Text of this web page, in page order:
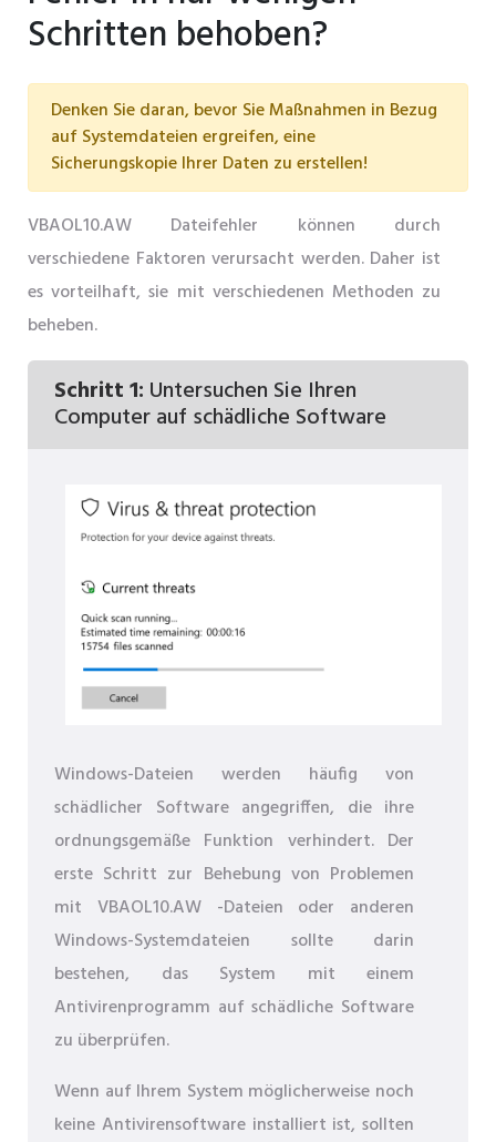
Schritten behoben?
Denken Sie daran, bevor Sie Maßnahmen in Bezug
auf Systemdateien ergreifen, eine
Sicherungskopie Ihrer Daten zu erstellen!
VBAOL10.AW Dateifehler können durch
verschiedene Faktoren verursacht werden. Daher ist
es vorteilhaft, sie mit verschiedenen Methoden zu
beheben.
Schritt 1: Untersuchen Sie Ihren
Computer auf schädliche Software
Windows-Dateien werden häufig von
schädlicher Software angegriffen, die ihre
ordnungsgemäße Funktion verhindert. Der
erste Schritt zur Behebung von Problemen
mit VBAOL10.AW -Dateien oder anderen
Windows-Systemdateien sollte darin
bestehen, das System mit einem
Antivirenprogramm auf schädliche Software
zu überprüfen.
Wenn auf Ihrem System möglicherweise noch
keine Antivirensoftware installiert ist, sollten